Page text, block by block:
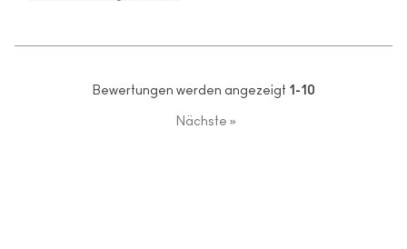
Bewertungen werden angezeigt 1-10
Nächste »